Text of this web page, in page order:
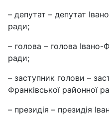
– депутат – депутат
ради;
– голова – голова Івано-
ради;
– заступник голови –
Франківської районної
– президія – президія